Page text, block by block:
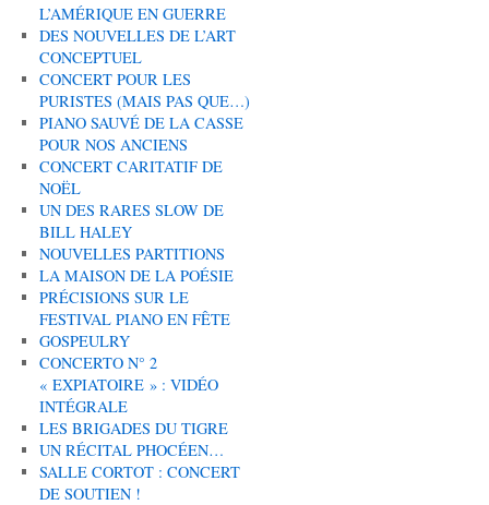
L’AMÉRIQUE EN GUERRE
DES NOUVELLES DE L’ART
CONCEPTUEL
CONCERT POUR LES
PURISTES (MAIS PAS QUE…)
PIANO SAUVÉ DE LA CASSE
POUR NOS ANCIENS
CONCERT CARITATIF DE
NOËL
UN DES RARES SLOW DE
BILL HALEY
NOUVELLES PARTITIONS
LA MAISON DE LA POÉSIE
PRÉCISIONS SUR LE
FESTIVAL PIANO EN FÊTE
GOSPEULRY
CONCERTO N° 2
« EXPIATOIRE » : VIDÉO
INTÉGRALE
LES BRIGADES DU TIGRE
UN RÉCITAL PHOCÉEN…
SALLE CORTOT : CONCERT
DE SOUTIEN !